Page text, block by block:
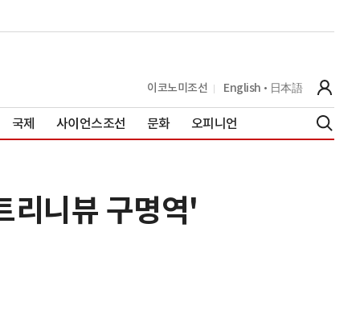
이코노미조선 English 日本語
국제 사이언스조선 문화 오피니언
니뷰 구명역'